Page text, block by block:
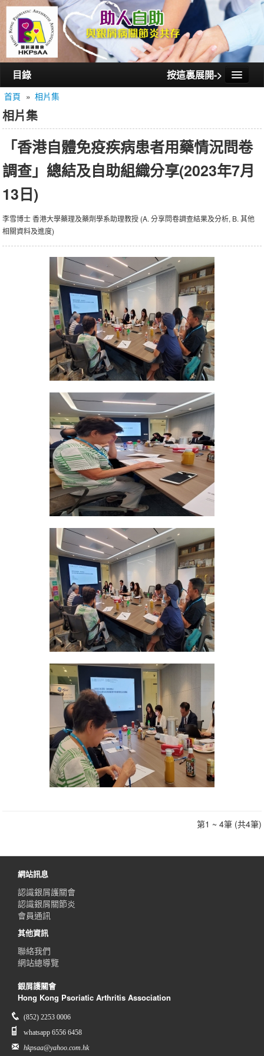
目錄 按這裏展開->
首頁
認識銀屑護關會
認識銀屑關節炎
活動/講座
會員通訊
相片集
首頁 » 相片集
相片集
「香港自體免疫疾病患者用藥情況問卷
調查」總結及自助組織分享(2023年7月
13日)
李雪博⼠ 香港大學藥理及藥劑學系助理教授 (A. 分享問卷調查結果及分析, B. 其他
相關資料及進度)
第1 ~ 4筆 (共4筆)
網站訊息
認識銀屑護關會
認識銀屑關節炎
會員通訊
其他資訊
聯絡我們
網站總導覽
銀屑護關會
Hong Kong Psoriatic Arthritis Association
(852) 2253 0006
whatsapp 6556 6458
hkpsaa@yahoo.com.hk